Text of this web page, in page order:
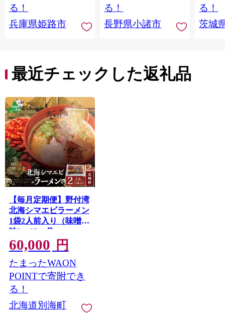
る！
兵庫県姫路市
る！
長野県小諸市
存食
蓄
る！
茨城
最近チェックした返礼品
【毎月定期便】野付湾
北海シマエビラーメン
1袋2人前入り（味噌
味）×12ヵ月
【AJM120117】（あら
陣株式会社）
60,000 円
たまったWAON
POINTで寄附でき
る！
北海道別海町